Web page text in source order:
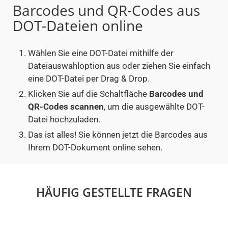
Barcodes und QR-Codes aus
DOT-Dateien online
Wählen Sie eine DOT-Datei mithilfe der
Dateiauswahloption aus oder ziehen Sie einfach
eine DOT-Datei per Drag & Drop.
Klicken Sie auf die Schaltfläche Barcodes und
QR-Codes scannen, um die ausgewählte DOT-
Datei hochzuladen.
Das ist alles! Sie können jetzt die Barcodes aus
Ihrem DOT-Dokument online sehen.
HÄUFIG GESTELLTE FRAGEN